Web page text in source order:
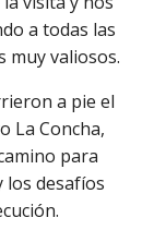
a todas las
muy valiosos.
a pie el
La Concha,
para
los desafíos